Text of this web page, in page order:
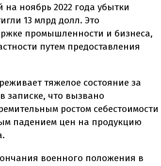
ноябрь 2022 года убытки
13 млрд долл. Это
промышленности и бизнеса,
путем предоставления
тяжелое состояние за
записке, что вызвано
ростом себестоимости
падением цен на продукцию
военного положения в